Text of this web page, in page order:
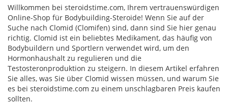
Willkommen bei steroidstime.com, Ihrem vertrauenswürdigen
Online-Shop für Bodybuilding-Steroide! Wenn Sie auf der
Suche nach Clomid (Clomifen) sind, dann sind Sie hier genau
richtig. Clomid ist ein beliebtes Medikament, das häufig von
Bodybuildern und Sportlern verwendet wird, um den
Hormonhaushalt zu regulieren und die
Testosteronproduktion zu steigern. In diesem Artikel erfahren
Sie alles, was Sie über Clomid wissen müssen, und warum Sie
es bei steroidstime.com zu einem unschlagbaren Preis kaufen
sollten.